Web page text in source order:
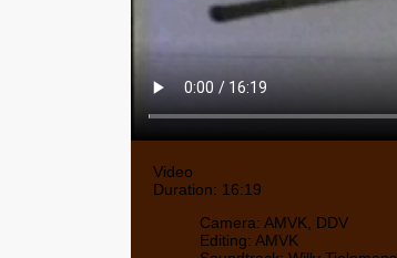
Video
Duration: 16:19
Camera: AMVK, DDV
Editing: AMVK